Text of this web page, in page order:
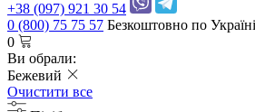
+38 (097) 921 30 54
0 (800) 75 75 57 Безкоштовно по Україні
0
Ви обрали:
Бежевий
Очистити все